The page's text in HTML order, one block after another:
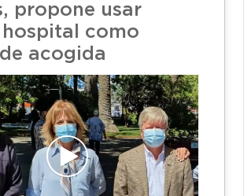
propone usar
como
acogida